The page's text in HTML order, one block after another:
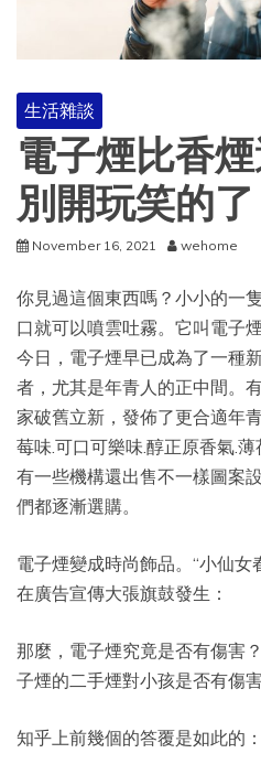
生活雜談
電子煙比香
別開玩笑的了
November 16, 2021 wehome
你見過這個東西嗎？小小的一
口就可以噴雲吐霧。它叫電子
今日，電子煙早已成為了一種
者，尤其是年青人的正中間。
家破舊立新，發佈了更合適
莓味.可口可樂味.醇正原香氣.
有一些機構還出售不一樣圖案
們都逐漸選購。
電子煙變成時尚飾品。“小仙女
在廣告宣傳大張旗鼓發生：
那麼，電子煙究竟是否有傷害
子煙的二手煙對小孩是否有傷
知乎上前幾個的答覆是如此的：